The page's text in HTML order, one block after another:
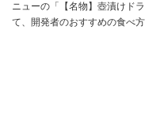
ニューの「【名物】壺漬けド
て、開発者のおすすめの食べ